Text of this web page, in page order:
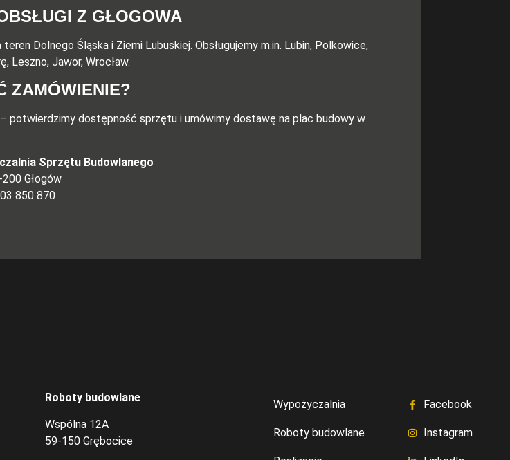
Z GŁOGOWA
Dolnego Śląska i Ziemi Lubuskiej. Obsługujemy m.in. Lubin, Polkowice,
Leszno, Jawor, Wrocław.
ZAMÓWIENIE?
potwierdzimy dostępność sprzętu i umówimy dostawę na plac budowy w
Sprzętu Budowlanego
Głogów
850 870
Roboty budowlane
Wspólna 12A
59-150 Grębocice
Wypożyczalnia
Roboty budowlane
Facebook
Instagram